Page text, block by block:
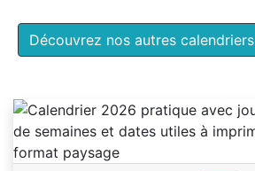
Découvrez nos autres